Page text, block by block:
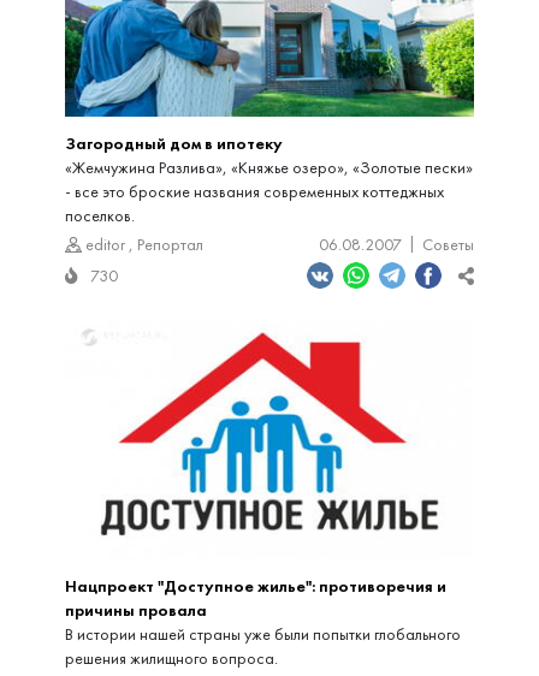
Загородный дом в ипотеку
«Жемчужина Разлива», «Княжье озеро», «Золотые пески»
- все это броские названия современных коттеджных
поселков.
editor , Репортал 06.08.2007
Советы
730
Нацпроект "Доступное жилье": противоречия и
причины провала
В истории нашей страны уже были попытки глобального
решения жилищного вопроса.